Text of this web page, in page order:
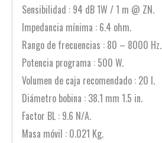
Sensibilidad : 94 dB 1W / 1 m @ ZN.
Impedancia mínima : 6.4 ohm.
Rango de frecuencias : 80 – 8000 Hz.
Potencia programa : 500 W.
Volumen de caja recomendado : 20 l.
Diámetro bobina : 38.1 mm 1.5 in.
Factor BL : 9.6 N/A.
Masa móvil : 0.021 Kg.